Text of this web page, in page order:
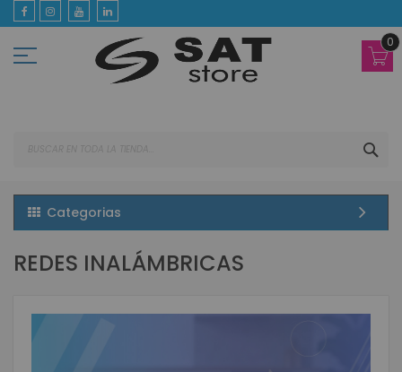
Ir
al
contenido
0
Categorias
REDES INALÁMBRICAS